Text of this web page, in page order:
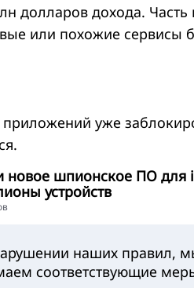
долларов дохода. Часть
или похожие сервисы
приложений уже
новое шпионское ПО для
устройств
наших правил,
соответствующие